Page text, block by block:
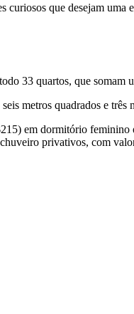
curiosos que desejam
33 quartos, que somam
metros quadrados e três
em dormitório feminino
privativos, com